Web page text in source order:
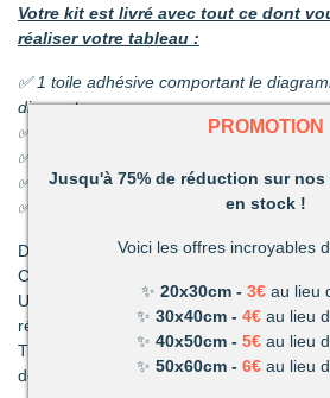
Votre kit est livré avec tout ce dont
réaliser votre tableau :
✅ 1 toile adhésive comportant le
diamants
✅ Les sachets de diamants
✅ 1 coupelle pour les diamants
✅ 1 stylo et sa colle
✅ 1 pince
Découvrez une activité unique à réaliser
C’est ludique, amusant et les résultats en
Un mélange de patience et de
réaliser de superbes tableaux.
Très vite vous vous apercevrez combien
deviendra précieuse.
PROMOTION
Jusqu'à 75% de réduction sur
en stock !
Voici les offres incroyables
✨ 20x30cm - 3€au lieu
✨ 30x40cm - 4€ au lieu
✨ 40x50cm - 5€ au lieu
✨ 50x60cm - 6€ au lieu